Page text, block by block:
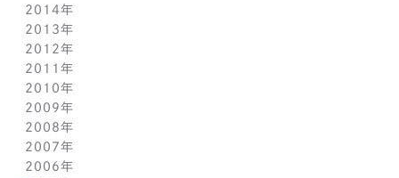
2月(10)
1月(5)
3月(6)
2月(13)
1月(2)
4月(5)
3月(8)
2月(9)
1月(3)
5月(4)
4月(6)
3月(8)
2月(8)
1月(2)
6月(1)
5月(5)
4月(6)
3月(9)
2月(7)
1月(3)
7月(5)
6月(1)
5月(3)
4月(6)
3月(3)
2月(6)
1月(1)
8月(4)
7月(5)
6月(1)
5月(4)
4月(5)
3月(4)
2月(4)
1月(2)
9月(7)
8月(8)
7月(7)
6月(7)
5月(9)
4月(7)
3月(6)
2月(5)
1月(1)
10月(5)
9月(5)
8月(6)
7月(7)
6月(1)
5月(3)
4月(3)
3月(3)
2月(5)
11月(3)
10月(7)
9月(2)
8月(3)
7月(6)
6月(5)
5月(4)
4月(3)
3月(2)
12月(3)
11月(6)
10月(7)
9月(3)
8月(8)
7月(7)
6月(5)
5月(4)
4月(4)
2014年
12月(2)
11月(7)
10月(7)
9月(6)
8月(5)
7月(9)
6月(6)
5月(3)
2013年
12月(6)
11月(6)
10月(5)
9月(7)
8月(4)
7月(3)
6月(1)
2012年
12月(1)
11月(1)
10月(1)
9月(1)
8月(1)
7月(3)
2011年
12月(1)
11月(1)
10月(2)
8月(2)
7月(4)
2010年
12月(1)
11月(1)
10月(2)
9月(1)
2009年
11月(6)
10月(9)
9月(3)
2008年
11月(4)
10月(2)
2007年
12月(2)
2006年